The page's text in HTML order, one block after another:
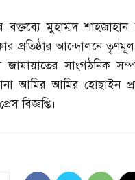
বক্তব্যে মুহাম্মদ
প্রতিষ্ঠার আন্দোলনে তৃণমূল
জামায়াতের সাংগঠনিক
আমির আমির হোছাইন
বিজ্ঞপ্তি।